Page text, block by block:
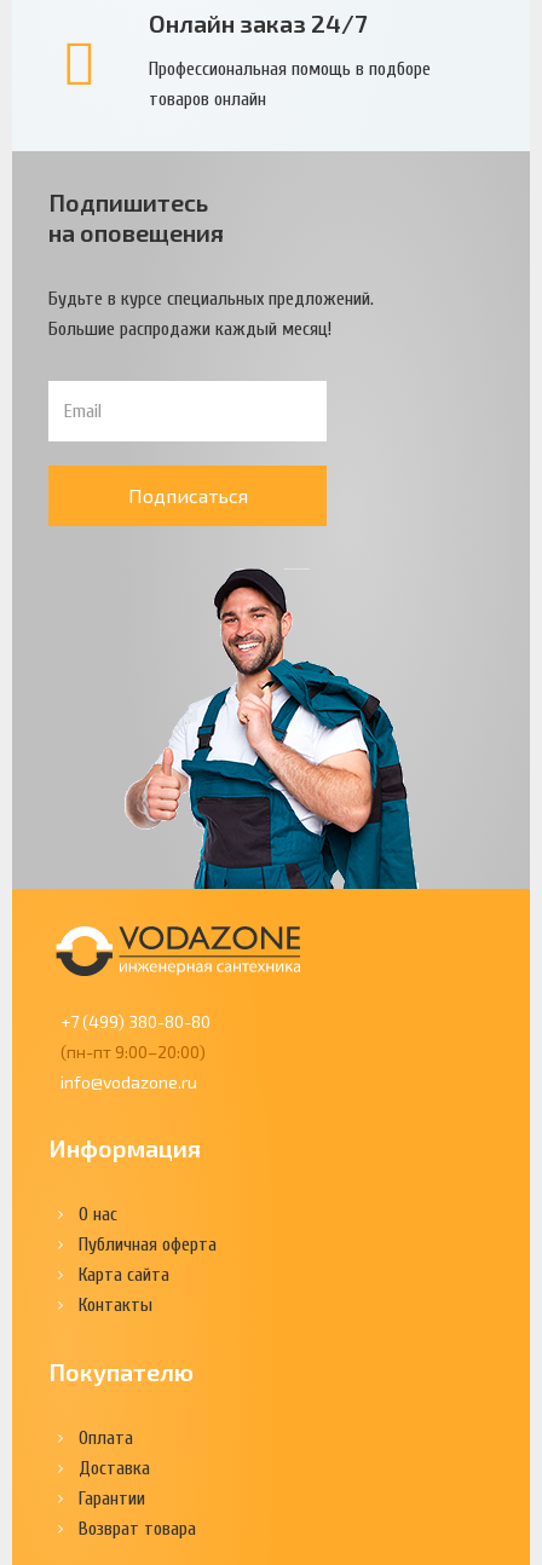
Онлайн заказ 24/7
Профессиональная помощь в подборе
товаров онлайн
Подпишитесь
на оповещения
Будьте в курсе специальных предложений.
Большие распродажи каждый месяц!
Подписаться
+7 (499) 380-80-80
(пн-пт 9:00–20:00)
info@vodazone.ru
Информация
О нас
Публичная оферта
Карта сайта
Контакты
Покупателю
Оплата
Доставка
Гарантии
Возврат товара